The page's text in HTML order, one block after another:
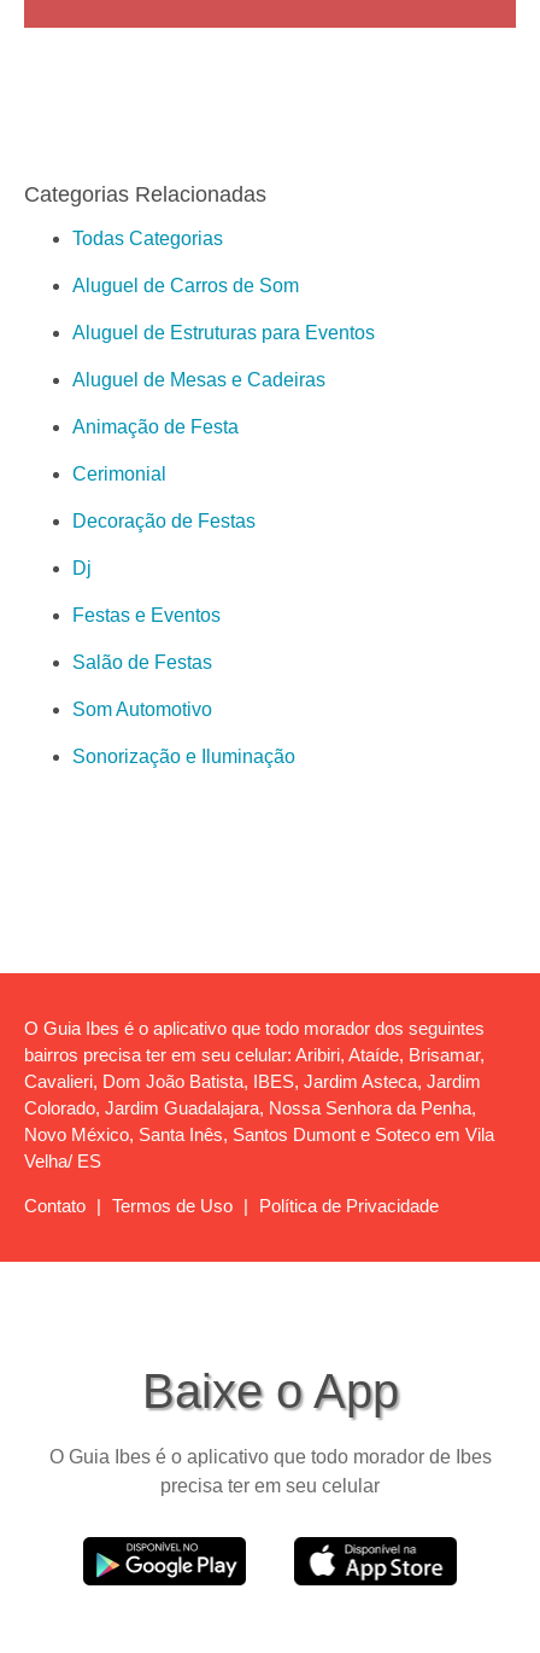
Categorias Relacionadas
Todas Categorias
Aluguel de Carros de Som
Aluguel de Estruturas para Eventos
Aluguel de Mesas e Cadeiras
Animação de Festa
Cerimonial
Decoração de Festas
Dj
Festas e Eventos
Salão de Festas
Som Automotivo
Sonorização e Iluminação
O Guia Ibes é o aplicativo que todo morador dos seguintes
bairros precisa ter em seu celular: Aribiri, Ataíde, Brisamar,
Cavalieri, Dom João Batista, IBES, Jardim Asteca, Jardim
Colorado, Jardim Guadalajara, Nossa Senhora da Penha,
Novo México, Santa Inês, Santos Dumont e Soteco em Vila
Velha/ ES
Contato | Termos de Uso | Política de Privacidade
Baixe o App
O Guia Ibes é o aplicativo que todo morador de Ibes
precisa ter em seu celular